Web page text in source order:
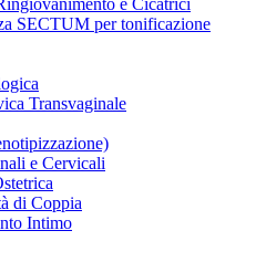
e Cicatrici
SECTUM per tonificazione
Transvaginale
e Cervicali
di Coppia
Intimo